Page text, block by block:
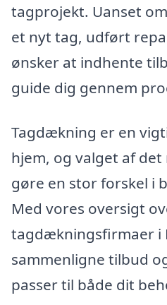
tagprojekt. Uanset
et nyt tag, udført
ønsker at indhente
guide dig gennem
Tagdækning er en
hjem, og valget af
gøre en stor forskel i
Med vores oversigt
tagdækningsfirmaer i
sammenligne tilbud
passer til både dit